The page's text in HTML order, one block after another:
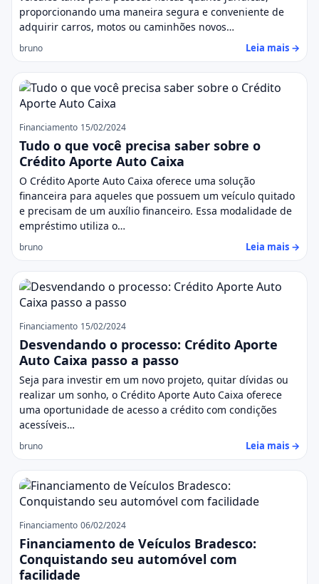
proporcionando uma maneira segura e conveniente de
adquirir carros, motos ou caminhões novos…
bruno Leia mais →
Financiamento 15/02/2024
Tudo o que você precisa saber sobre o
Crédito Aporte Auto Caixa
O Crédito Aporte Auto Caixa oferece uma solução
financeira para aqueles que possuem um veículo quitado
e precisam de um auxílio financeiro. Essa modalidade de
empréstimo utiliza o…
bruno Leia mais →
Financiamento 15/02/2024
Desvendando o processo: Crédito Aporte
Auto Caixa passo a passo
Seja para investir em um novo projeto, quitar dívidas ou
realizar um sonho, o Crédito Aporte Auto Caixa oferece
uma oportunidade de acesso a crédito com condições
acessíveis…
bruno Leia mais →
Financiamento 06/02/2024
Financiamento de Veículos Bradesco:
Conquistando seu automóvel com
facilidade